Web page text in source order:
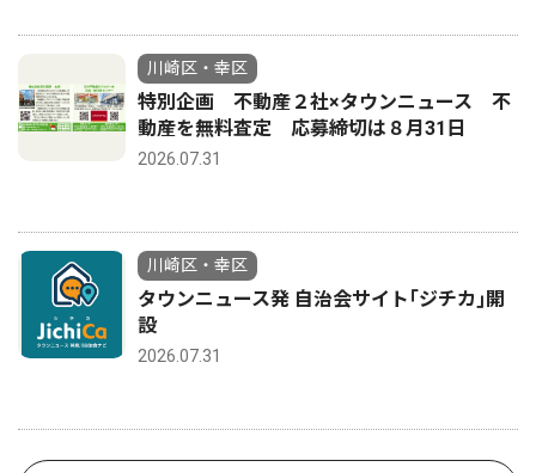
川崎区・幸区
特別企画 不動産２社×タウンニュース 不
動産を無料査定 応募締切は８月31日
2026.07.31
川崎区・幸区
タウンニュース発 自治会サイト｢ジチカ｣開
設
2026.07.31